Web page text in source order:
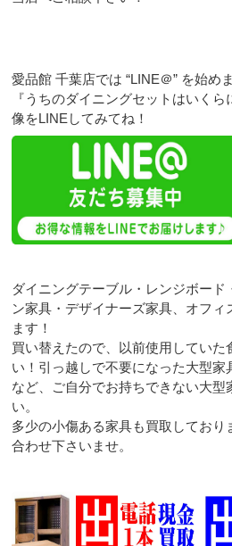
愛品館 千葉店では “LINE＠” を始め
『うちのダイニングセットはいく
像をLINEしてみてね！
ダイニングテーブル・レンジボー
ン家具・デザイナーズ家具、オフ
ます！
買い替えたので、以前使用していた
い！引っ越しで不要になった大型
など、ご自分でお持ちできない大型
い。
多少の小傷ある家具も買取しており
合わせ下さいませ。